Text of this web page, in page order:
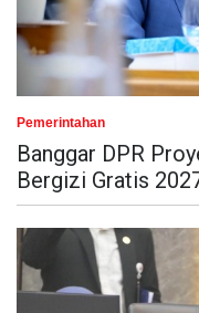
Pemerintahan
Banggar DPR
Bergizi Gratis